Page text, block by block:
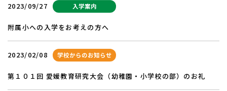
2023/09/27 入学案内
附属小への入学をお考えの方へ
2023/02/08 学校からのお知らせ
第１０１回 愛媛教育研究大会（幼稚園・小学校の部）のお礼